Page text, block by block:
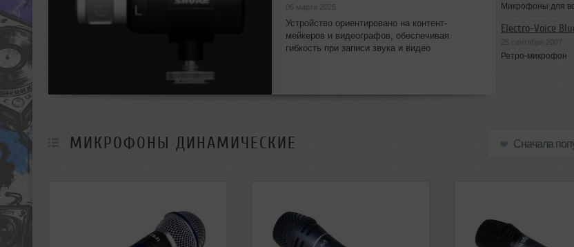
06 марта 2025
Устройство ориентировано на контент-
мейкеров и видеографов, обеспечивая
гибкость при записи звука и видео
Микрофоны для
Electro-Voice
25 сентября 2007
Ретро-микрофон
Сначала
МИКРОФОНЫ ДИНАМИЧЕСКИЕ